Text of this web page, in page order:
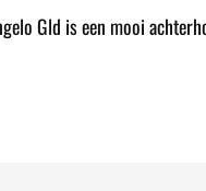
Gld is een mooi